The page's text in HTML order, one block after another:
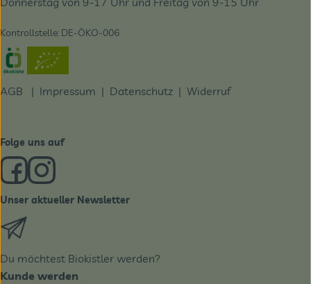
Kontrollstelle: DE-ÖKO-006
Externer Link zu https://www.oekokiste.de/
AGB | Impressum | Datenschutz | Widerruf
Folge uns auf
Externer Link zu https://www.facebook.com/derBiobote/
Externer Link zu https://www.instagram.com/
Unser aktueller Newsletter
Du möchtest Biokistler werden?
Kunde werden